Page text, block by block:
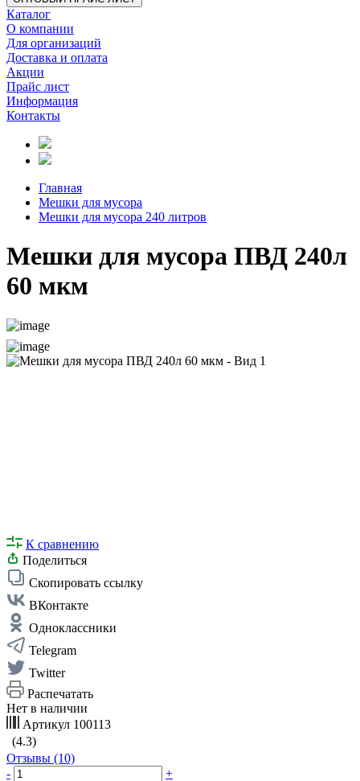
Каталог
О компании
Для организаций
Доставка и оплата
Акции
Прайс лист
Информация
Контакты
Главная
Мешки для мусора
Мешки для мусора 240 литров
Мешки для мусора ПВД 240л
60 мкм
К сравнению
Поделиться
Скопировать ссылку
ВКонтакте
Одноклассники
Telegram
Twitter
Распечатать
Нет в наличии
Артикул 100113
(4.3)
Отзывы (10)
-
+